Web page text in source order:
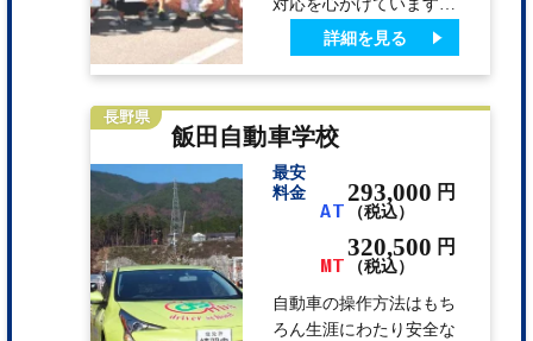
会】において、当校指導
員が 『最優秀』に選…
で、きっと教習も楽しい
ですよ。 さまざまな宿
泊施設の中から選べるの
で、お好きな宿泊施設を
チョイスして下さい。
各ペンション・温泉宿・
ホテルでの食事も自慢。
男性にはボリューム満点
で大好評。女性にはヘル
シーな料理を提供してい
ます。
詳細を見る
長野県
飯田自動車学校
最安
料金
AT
293,000 円
（税込）
MT
320,500 円
（税込）
自動車の操作方法はもち
ろん生涯にわたり安全な